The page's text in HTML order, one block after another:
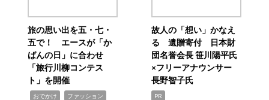
旅の思い出を五・七・
五で！ エースが「か
ばんの日」に合わせ
「旅行川柳コンテス
ト」を開催
おでかけ ファッション
故人の「想い」かなえ
る 遺贈寄付 日本財
団名誉会長 笹川陽平氏
×フリーアナウンサー
長野智子氏
PR